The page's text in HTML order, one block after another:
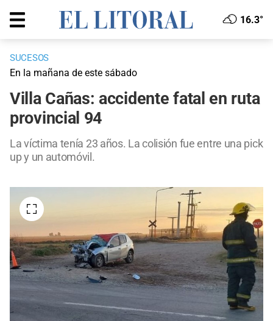
16.3°
SUCESOS
En la mañana de este sábado
Villa Cañas: accidente fatal en ruta
provincial 94
La víctima tenía 23 años. La colisión fue entre una pick
up y un automóvil.